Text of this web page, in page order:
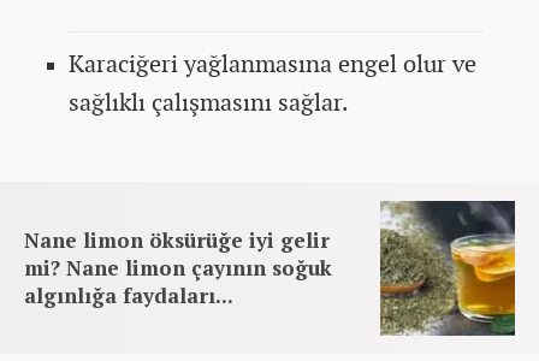
Karaciğeri yağlanmasına engel olur ve
sağlıklı çalışmasını sağlar.
Nane limon öksürüğe iyi gelir
mi? Nane limon çayının soğuk
algınlığa faydaları...